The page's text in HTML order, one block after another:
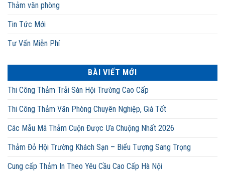
Thảm văn phòng
Tin Tức Mới
Tư Vấn Miễn Phí
BÀI VIẾT MỚI
Thi Công Thảm Trải Sàn Hội Trường Cao Cấp
Thi Công Thảm Văn Phòng Chuyên Nghiệp, Giá Tốt
Các Mẫu Mã Thảm Cuộn Được Ưa Chuộng Nhất 2026
Thảm Đỏ Hội Trường Khách Sạn – Biểu Tượng Sang Trọng
Cung cấp Thảm In Theo Yêu Cầu Cao Cấp Hà Nội